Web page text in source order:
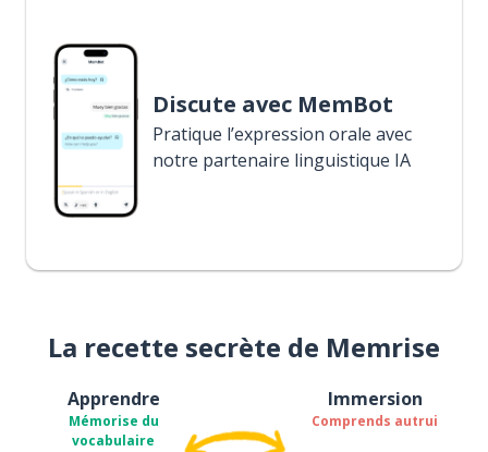
Discute avec MemBot
Pratique l’expression orale avec
notre partenaire linguistique IA
La recette secrète de Memrise
Apprendre
Mémorise du
vocabulaire
Immersion
Comprends autrui